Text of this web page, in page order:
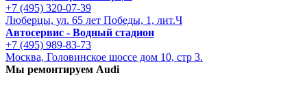
+7 (495) 320-07-39
Люберцы, ул. 65 лет Победы, 1, лит.Ч
Автосервис - Водный стадион
+7 (495) 989-83-73
Москва, Головинское шоссе дом 10, стр 3.
Мы ремонтируем Audi